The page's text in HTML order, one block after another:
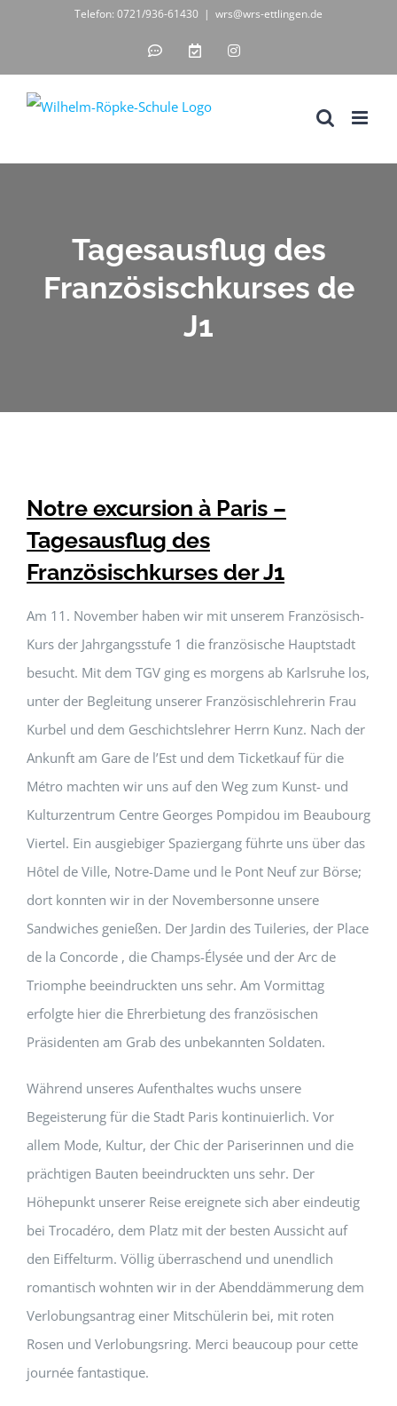
springen
Telefon: 0721/936-61430 | wrs@wrs-ettlingen.de
IServ
unsere
IT-
WebUntis
digitales
Instagram
Tagesausflug des
Französischkurses de
J1
Notre excursion à Paris –
Tagesausflug des
Französischkurses der J1
Am 11. November haben wir mit unserem Französisch-
Kurs der Jahrgangsstufe 1 die französische Hauptstadt
besucht. Mit dem TGV ging es morgens ab Karlsruhe los,
unter der Begleitung unserer Französischlehrerin Frau
Kurbel und dem Geschichtslehrer Herrn Kunz. Nach der
Ankunft am Gare de l’Est und dem Ticketkauf für die
Métro machten wir uns auf den Weg zum Kunst- und
Kulturzentrum Centre Georges Pompidou im Beaubourg
Viertel. Ein ausgiebiger Spaziergang führte uns über das
Hôtel de Ville, Notre-Dame und le Pont Neuf zur Börse;
dort konnten wir in der Novembersonne unsere
Sandwiches genießen. Der Jardin des Tuileries, der Place
de la Concorde , die Champs-Élysée und der Arc de
Triomphe beeindruckten uns sehr. Am Vormittag
erfolgte hier die Ehrerbietung des französischen
Präsidenten am Grab des unbekannten Soldaten.
Während unseres Aufenthaltes wuchs unsere
Begeisterung für die Stadt Paris kontinuierlich. Vor
allem Mode, Kultur, der Chic der Pariserinnen und die
prächtigen Bauten beeindruckten uns sehr. Der
Höhepunkt unserer Reise ereignete sich aber eindeutig
bei Trocadéro, dem Platz mit der besten Aussicht auf
den Eiffelturm. Völlig überraschend und unendlich
romantisch wohnten wir in der Abenddämmerung dem
Verlobungsantrag einer Mitschülerin bei, mit roten
Rosen und Verlobungsring. Merci beaucoup pour cette
journée fantastique.